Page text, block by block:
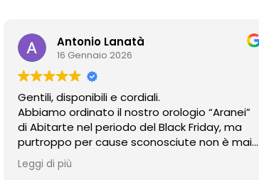
Antonio Lanatà
16 Gennaio 2026
Gentili, disponibili e cordiali.
Abbiamo ordinato il nostro orologio “Aranei”
di Abitarte nel periodo del Black Friday, ma
purtroppo per cause sconosciute non è mai
stato consegnato.
Da parte dello staff c’è stata subito volontà
Leggi di più